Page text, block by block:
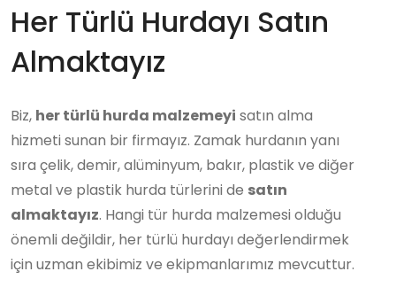
Her Türlü Hurdayı Satın
Almaktayız
Biz, her türlü hurda malzemeyi satın alma
hizmeti sunan bir firmayız. Zamak hurdanın yanı
sıra çelik, demir, alüminyum, bakır, plastik ve diğer
metal ve plastik hurda türlerini de satın
almaktayız. Hangi tür hurda malzemesi olduğu
önemli değildir, her türlü hurdayı değerlendirmek
için uzman ekibimiz ve ekipmanlarımız mevcuttur.